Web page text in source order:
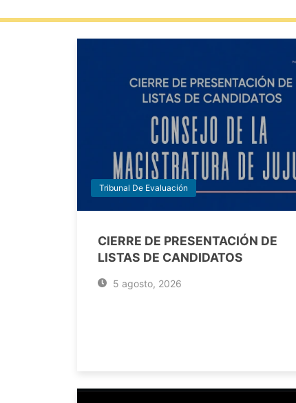
Tribunal De Evaluación
CIERRE DE PRESENTACIÓN DE
LISTAS DE CANDIDATOS
5 agosto, 2026